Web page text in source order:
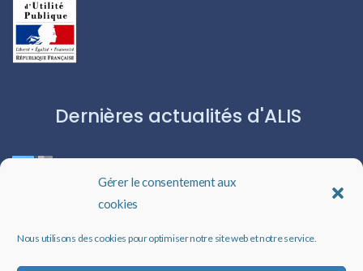
Gérer le consentement aux
cookies
Nous utilisons des cookies pour optimiser notre site web et notre service.
Dernières actualités d'ALIS
Les livres audio : une porte ouverte sur l’évasion